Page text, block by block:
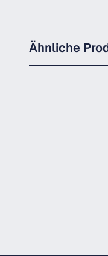
Ähnliche